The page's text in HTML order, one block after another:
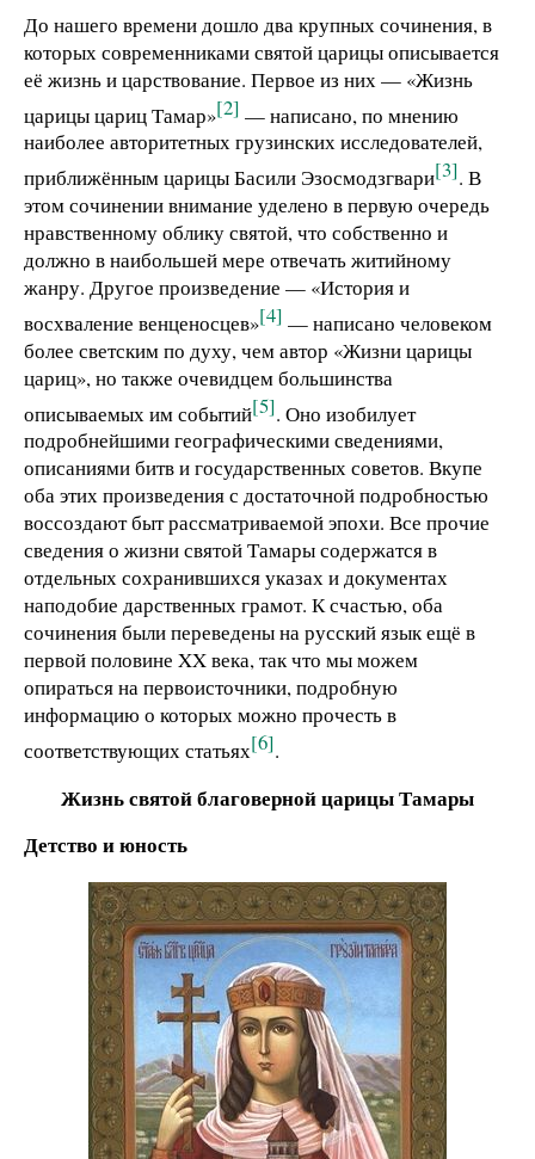
До нашего времени дошло два крупных сочинения, в
которых современниками святой царицы описывается
её жизнь и царствование. Первое из них — «Жизнь
царицы цариц Тамар»[2] — написано, по мнению
наиболее авторитетных грузинских исследователей,
приближённым царицы Басили Эзосмодзгвари[3]. В
этом сочинении внимание уделено в первую очередь
нравственному облику святой, что собственно и
должно в наибольшей мере отвечать житийному
жанру. Другое произведение — «История и
восхваление венценосцев»[4] — написано человеком
более светским по духу, чем автор «Жизни царицы
цариц», но также очевидцем большинства
описываемых им событий[5]. Оно изобилует
подробнейшими географическими сведениями,
описаниями битв и государственных советов. Вкупе
оба этих произведения с достаточной подробностью
воссоздают быт рассматриваемой эпохи. Все прочие
сведения о жизни святой Тамары содержатся в
отдельных сохранившихся указах и документах
наподобие дарственных грамот. К счастью, оба
сочинения были переведены на русский язык ещё в
первой половине XX века, так что мы можем
опираться на первоисточники, подробную
информацию о которых можно прочесть в
соответствующих статьях[6].
Жизнь святой благоверной царицы Тамары
Детство и юность